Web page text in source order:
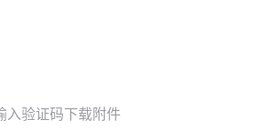
入验证码下载附件